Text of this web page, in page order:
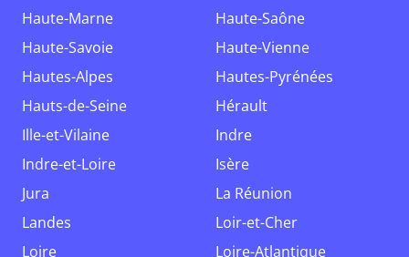
Haute-Marne
Haute-Saône
Haute-Savoie
Haute-Vienne
Hautes-Alpes
Hautes-Pyrénées
Hauts-de-Seine
Hérault
Ille-et-Vilaine
Indre
Indre-et-Loire
Isère
Jura
La Réunion
Landes
Loir-et-Cher
Loire
Loire-Atlantique